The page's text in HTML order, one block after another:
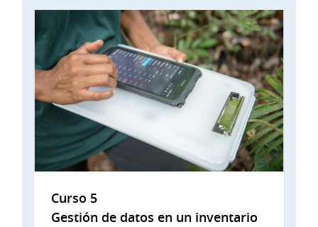
Curso 5
Gestión de datos en un inventario